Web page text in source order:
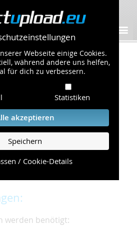
Webseite einige Cookies.
während andere uns helfen,
für dich zu verbessern.
Statistiken
akzeptieren
Speichern
/ Cookie-Details
Support
unkomplizierte
Problems zu gewährleisten,
beachten und einzuhalten.
finden Sie auf unserer
gestellten Fragen
werden benötigt: